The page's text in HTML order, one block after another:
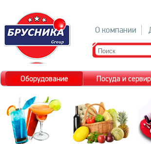
О компании
Оборудование Посуда и